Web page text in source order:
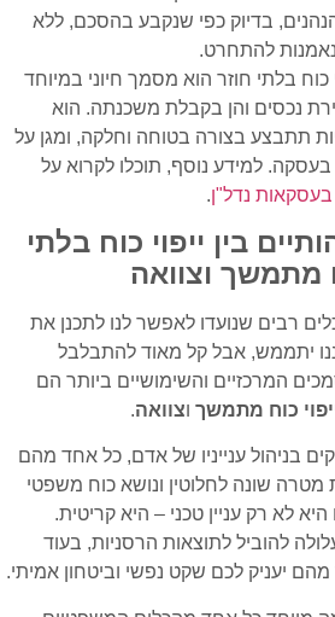
בדיוק כפי שנקבע בהסכם, ללא
להתחרט.
בלתי חוזר הוא מסמך חיוני במיוחד
נכסים והן בקבלת משכנתה. הוא
תתבצע בצורה בטוחה וחלקה, ומגן על
למידע נוסף, תוכלו לקרוא על
בעסקאות נדל"ן.
בין ייפוי כוח בלתי
מתמשך וצוואה
רבים שנועדו לאפשר לנו לתכנן את
יתממש, אבל קל מאוד להתבלבל
המרכזיים והשימושיים ביותר הם
כוח מתמשך וצוואה.
בניהול ענייניו של אדם, כל אחד מהם
שונה לחלוטין ונושא כוח משפטי
לא רק עניין טכני – היא קריטית.
להוביל לתוצאות הרסניות, בעוד
יעניק לכם שקט נפשי וביטחון אמיתי.